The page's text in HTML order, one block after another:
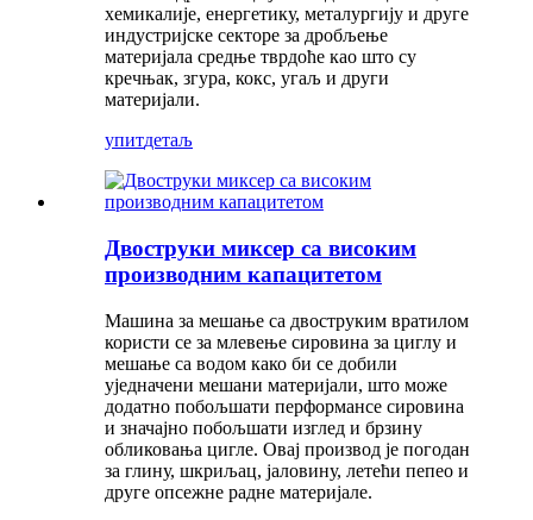
хемикалије, енергетику, металургију и друге
индустријске секторе за дробљење
материјала средње тврдоће као што су
кречњак, згура, кокс, угаљ и други
материјали.
упитдетаљ
Двоструки миксер са високим
производним капацитетом
Машина за мешање са двоструким вратилом
користи се за млевење сировина за циглу и
мешање са водом како би се добили
уједначени мешани материјали, што може
додатно побољшати перформансе сировина
и значајно побољшати изглед и брзину
обликовања цигле. Овај производ је погодан
за глину, шкриљац, јаловину, летећи пепео и
друге опсежне радне материјале.